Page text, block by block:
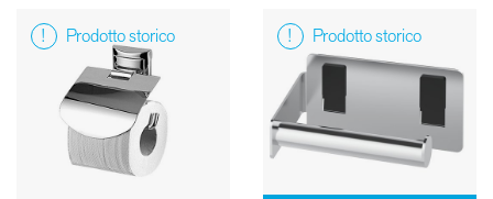
Prodotto storico Prodotto storico